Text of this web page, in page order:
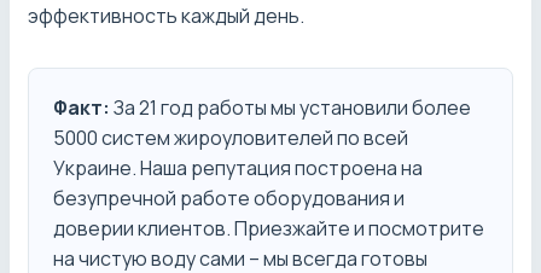
эффективность каждый день.
Факт: За 21 год работы мы установили более
5000 систем жироуловителей по всей
Украине. Наша репутация построена на
безупречной работе оборудования и
доверии клиентов. Приезжайте и посмотрите
на чистую воду сами – мы всегда готовы